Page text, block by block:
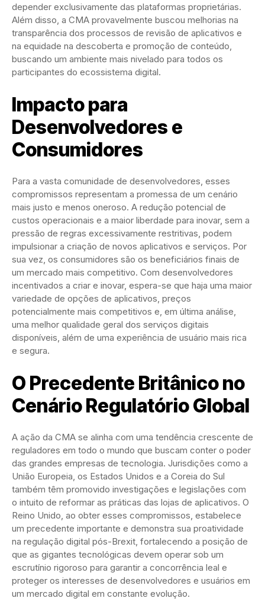
depender exclusivamente das plataformas proprietárias.
Além disso, a CMA provavelmente buscou melhorias na
transparência dos processos de revisão de aplicativos e
na equidade na descoberta e promoção de conteúdo,
buscando um ambiente mais nivelado para todos os
participantes do ecossistema digital.
Impacto para
Desenvolvedores e
Consumidores
Para a vasta comunidade de desenvolvedores, esses
compromissos representam a promessa de um cenário
mais justo e menos oneroso. A redução potencial de
custos operacionais e a maior liberdade para inovar, sem a
pressão de regras excessivamente restritivas, podem
impulsionar a criação de novos aplicativos e serviços. Por
sua vez, os consumidores são os beneficiários finais de
um mercado mais competitivo. Com desenvolvedores
incentivados a criar e inovar, espera-se que haja uma maior
variedade de opções de aplicativos, preços
potencialmente mais competitivos e, em última análise,
uma melhor qualidade geral dos serviços digitais
disponíveis, além de uma experiência de usuário mais rica
e segura.
O Precedente Britânico no
Cenário Regulatório Global
A ação da CMA se alinha com uma tendência crescente de
reguladores em todo o mundo que buscam conter o poder
das grandes empresas de tecnologia. Jurisdições como a
União Europeia, os Estados Unidos e a Coreia do Sul
também têm promovido investigações e legislações com
o intuito de reformar as práticas das lojas de aplicativos. O
Reino Unido, ao obter esses compromissos, estabelece
um precedente importante e demonstra sua proatividade
na regulação digital pós-Brexit, fortalecendo a posição de
que as gigantes tecnológicas devem operar sob um
escrutínio rigoroso para garantir a concorrência leal e
proteger os interesses de desenvolvedores e usuários em
um mercado digital em constante evolução.